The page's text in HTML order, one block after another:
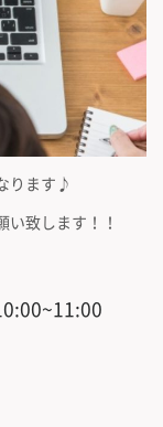
ります♪
致します！！